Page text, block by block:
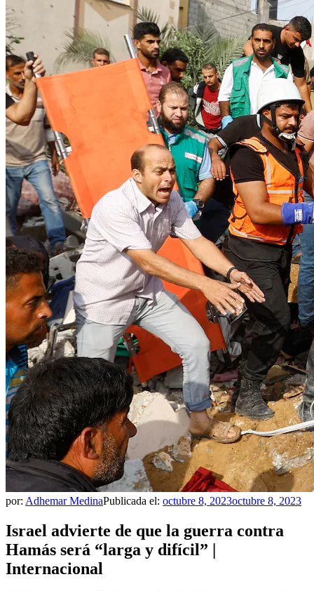
por: Adhemar MedinaPublicada el: octubre 8, 2023octubre 8, 2023
Israel advierte de que la guerra contra
Hamás será “larga y difícil” |
Internacional